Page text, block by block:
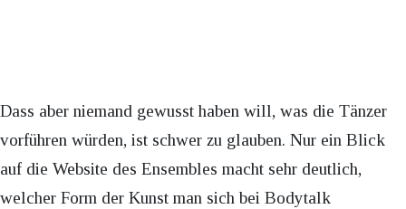
Dass aber niemand gewusst haben will, was die Tänzer
vorführen würden, ist schwer zu glauben. Nur ein Blick
auf die Website des Ensembles macht sehr deutlich,
welcher Form der Kunst man sich bei Bodytalk